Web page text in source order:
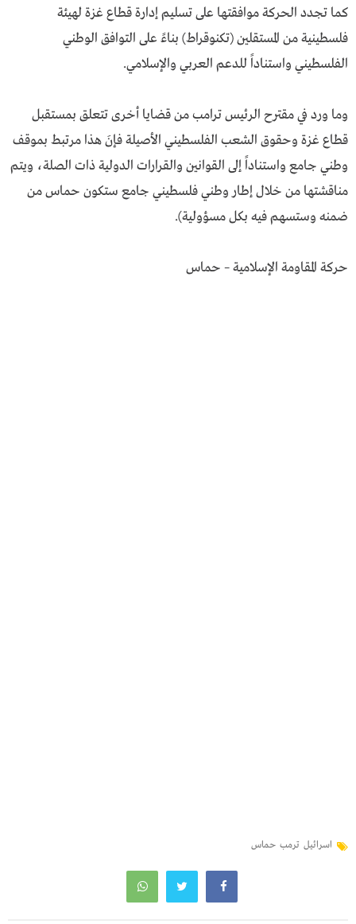
كما تجدد الحركة موافقتها على تسليم إدارة قطاع غزة لهيئة
فلسطينية من المستقلين (تكنوقراط) بناءً على التوافق الوطني
الفلسطيني واستناداً للدعم العربي والإسلامي.
وما ورد في مقترح الرئيس ترامب من قضايا أخرى تتعلق بمستقبل
قطاع غزة وحقوق الشعب الفلسطيني الأصيلة فإنَ هذا مرتبط بموقف
وطني جامع واستناداً إلى القوانين والقرارات الدولية ذات الصلة، ويتم
مناقشتها من خلال إطار وطني فلسطيني جامع ستكون حماس من
ضمنه وستسهم فيه بكل مسؤولية).
حركة المقاومة الإسلامية – حماس
اسرائيل ترمب حماس